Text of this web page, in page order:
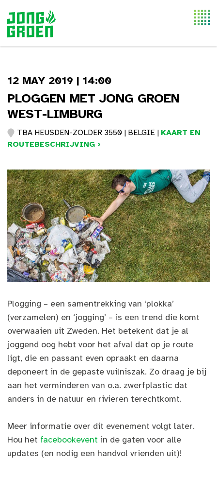
12 MAY 2019 | 14:00
PLOGGEN MET JONG GROEN
WEST-LIMBURG
TBA HEUSDEN-ZOLDER 3550 | BELGIË | KAART EN
ROUTEBESCHRIJVING ›
Plogging – een samentrekking van ‘plokka’
(verzamelen) en ‘jogging’ – is een trend die komt
overwaaien uit Zweden. Het betekent dat je al
joggend oog hebt voor het afval dat op je route
ligt, die en passant even opraakt en daarna
deponeert in de gepaste vuilniszak. Zo draag je bij
aan het verminderen van o.a. zwerfplastic dat
anders in de natuur en rivieren terechtkomt.
Meer informatie over dit evenement volgt later.
Hou het facebookevent in de gaten voor alle
updates (en nodig een handvol vrienden uit)!